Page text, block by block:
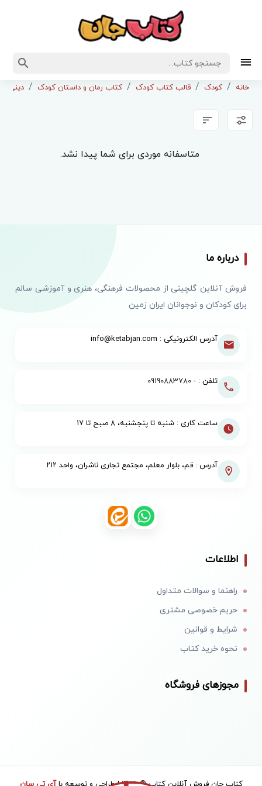
خانه کودک قالب کتاب کودک کتاب رمان و داستان کودک دینی
متاسفانه موردی برای شما پیدا نشد.
درباره ما
فروش آنلاین گلچینی از محصولات فرهنگی، هنری و آموزشی سالم
برای کودکان و نوجوانان ایران زمین
آدرس الکترونیکی : info@ketabjan.com
تلفن : -09190883780
ساعت کاری : شنبه تا پنجشنبه، ۸ صبح تا ۱۷
آدرس : قم، بلوار معلم، مجتمع تجاری ناشران، واحد ۲۱۲
اطلاعات
راهنما و سوالات متداول
حریم خصوصی مشتری
شرایط و قوانین
نحوه خرید کتاب
مجوزهای فروشگاه